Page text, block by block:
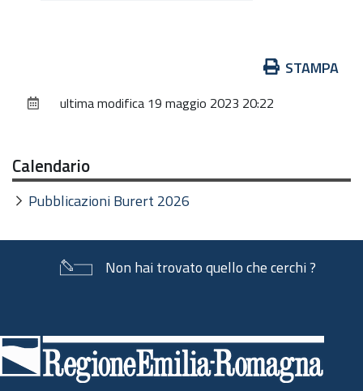
documento
STAMPA
ultima modifica 19 maggio 2023 20:22
Calendario
Pubblicazioni Burert 2026
Non hai trovato quello che cerchi ?
di
pagina